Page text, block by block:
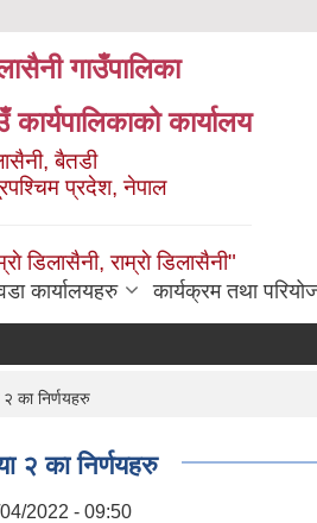
गाउँपालिका
कार्यपालिकाको कार्यालय
बैतडी
प्रदेश, नेपाल
डिलासैनी, राम्राे डिलासैनी"
कार्यालयहरु कार्यक्रम तथा
का निर्णयहरु
२ का निर्णयहरु
2022 - 09:50